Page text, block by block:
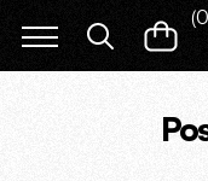
(0